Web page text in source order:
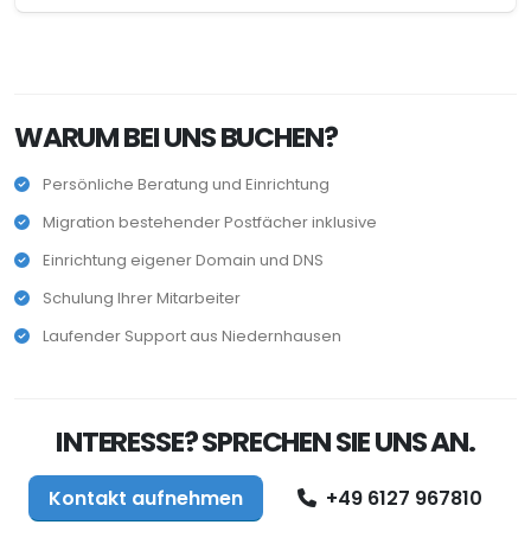
WARUM BEI UNS BUCHEN?
Persönliche Beratung und Einrichtung
Migration bestehender Postfächer inklusive
Einrichtung eigener Domain und DNS
Schulung Ihrer Mitarbeiter
Laufender Support aus Niedernhausen
INTERESSE? SPRECHEN SIE UNS AN.
Kontakt aufnehmen +49 6127 967810